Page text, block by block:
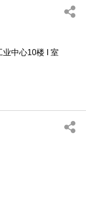
中心10楼 I 室